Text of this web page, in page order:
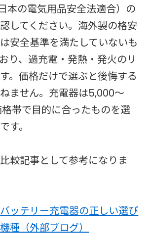
本の電気用品安全法適合）の
してください。海外製の格安
安全基準を満たしていないも
り、過充電・発熱・発火のリ
。価格だけで選ぶと後悔する
ません。充電器は5,000〜
帯で目的に合ったものを選
す。
較記事として参考になりま
ッテリー充電器の正しい選び
種（外部ブログ）